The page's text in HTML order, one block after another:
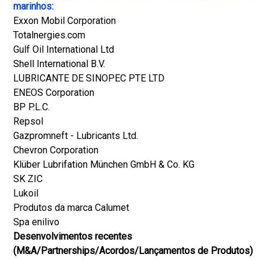
marinhos:
Exxon Mobil Corporation
Totalnergies.com
Gulf Oil International Ltd
Shell International B.V.
LUBRICANTE DE SINOPEC PTE LTD
ENEOS Corporation
BP P.L.C.
Repsol
Gazpromneft - Lubricants Ltd.
Chevron Corporation
Klüber Lubrifation München GmbH & Co. KG
SK ZIC
Lukoil
Produtos da marca Calumet
Spa enilivo
Desenvolvimentos recentes
(M&A/Partnerships/Acordos/Lançamentos de Produtos)